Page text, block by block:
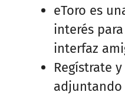
eToro es
interés
interfaz
Regístrate
adjuntando